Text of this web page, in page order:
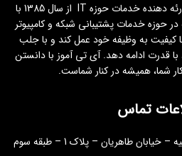
گروه فنی و مهندسی ایتی اموز ارئه دهنده خدمات حوزه IT از سال 1385 با
در حوزه خدمات پشتیبانی شبکه و کامپیوتر
کیفیت به وظیفه خود عمل کند و با جلب
قدرت ادامه دهد. آی تی آموز با دانستن
شما، همیشه در کنار شماست.
تماس
طاهریان – پلاک 1 – طبقه سوم